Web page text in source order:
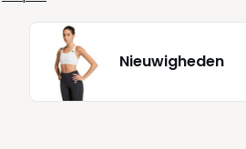
licht, of eerder behaaglijk en
doordachte pyjama ondersteunt je
vanzelfsprekend is, met kleding die
Redoute: kleding die één doel dient,
Nieuwigheden